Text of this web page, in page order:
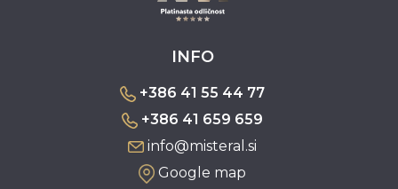
INFO
+386 41 55 44 77
+386 41 659 659
info@misteral.si
Google map